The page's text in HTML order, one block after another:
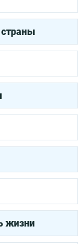
страны
жизни